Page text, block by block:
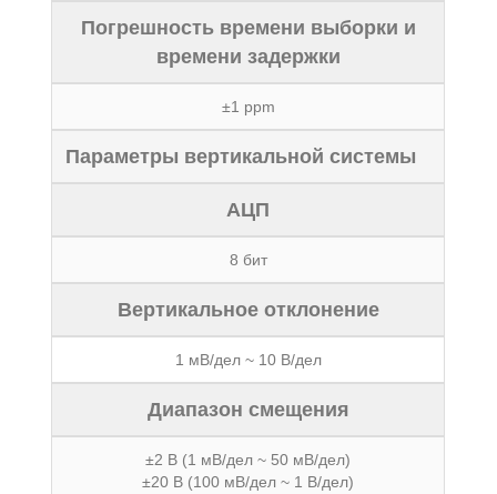
Погрешность времени выборки и
времени задержки
±1 ppm
Параметры вертикальной системы
АЦП
8 бит
Вертикальное отклонение
1 мВ/дел ~ 10 В/дел
Диапазон смещения
±2 В (1 мВ/дел ~ 50 мВ/дел)
±20 В (100 мВ/дел ~ 1 В/дел)